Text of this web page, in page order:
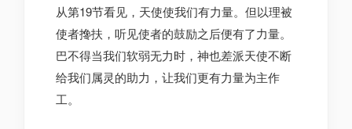
从第19节看见，天使使我们有力量。但以理被
使者搀扶，听见使者的鼓励之后便有了力量。
巴不得当我们软弱无力时，神也差派天使不断
给我们属灵的助力，让我们更有力量为主作
工。